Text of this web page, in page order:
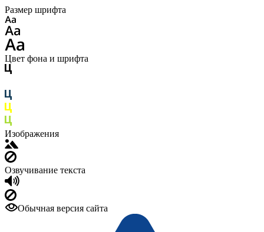
Размер шрифта
Цвет фона и шрифта
Изображения
Озвучивание текста
Обычная версия сайта